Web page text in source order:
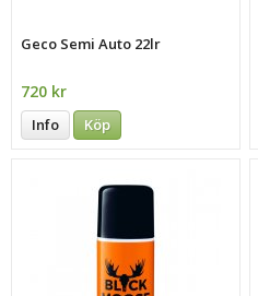
Geco Semi Auto 22lr
720 kr
Info Köp